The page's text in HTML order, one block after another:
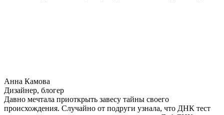
Анна Камова
Дизайнер, блогер
Давно мечтала приоткрыть завесу тайны своего
происхождения. Случайно от подруги узнала, что ДНК тест